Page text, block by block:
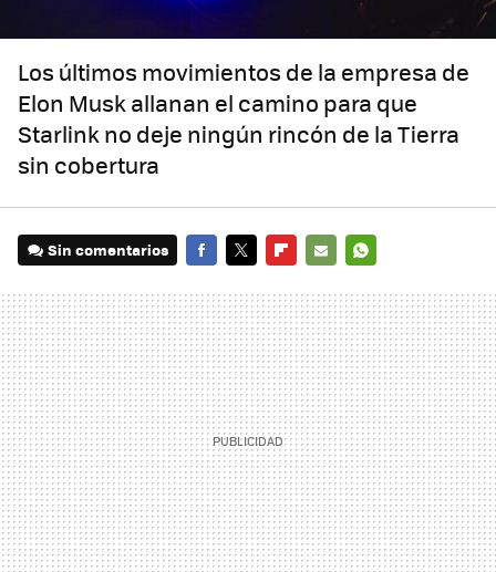
Los últimos movimientos de la empresa de
Elon Musk allanan el camino para que
Starlink no deje ningún rincón de la Tierra
sin cobertura
Sin comentarios
MAIL